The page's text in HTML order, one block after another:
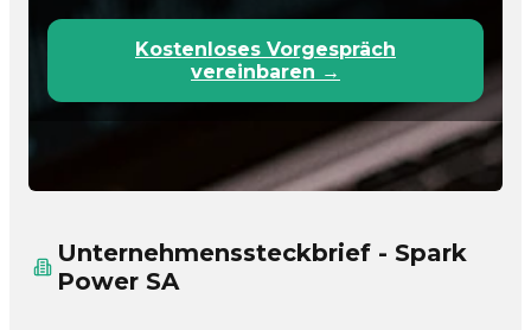
Kostenloses Vorgespräch
vereinbaren →
Unternehmenssteckbrief - Spark
Power SA